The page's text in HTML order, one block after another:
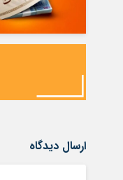
ارسال دیدگاه